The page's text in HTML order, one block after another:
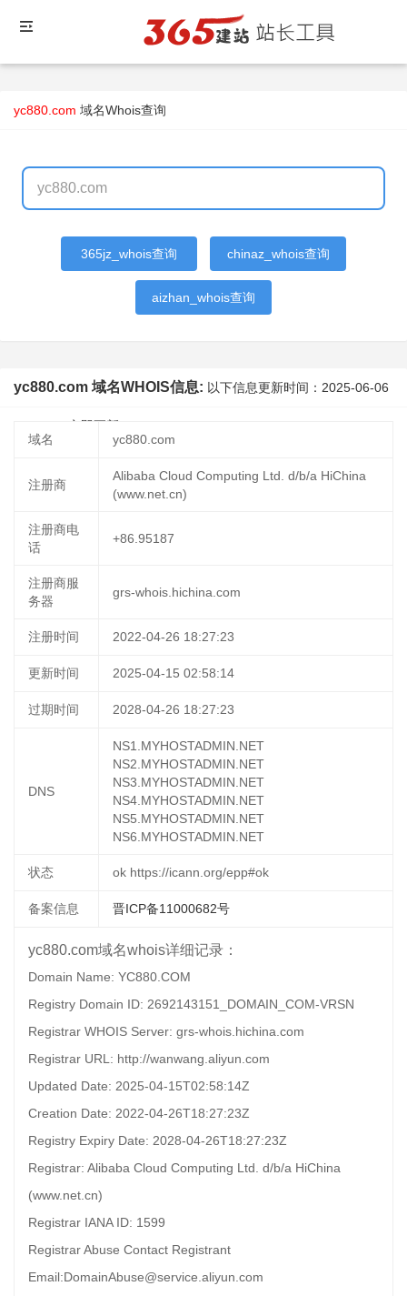
yc880.com 域名Whois查询
365jz_whois查询 chinaz_whois查询
aizhan_whois查询
yc880.com 域名WHOIS信息: 以下信息更新时间： 2025-06-06
立即更新
域名
yc880.com
注册商
Alibaba Cloud Computing Ltd. d/b/a HiChina
(www.net.cn)
注册商电
话
+86.95187
注册商服
务器
grs-whois.hichina.com
注册时间 2022-04-26 18:27:23
更新时间 2025-04-15 02:58:14
过期时间 2028-04-26 18:27:23
DNS
NS1.MYHOSTADMIN.NET
NS2.MYHOSTADMIN.NET
NS3.MYHOSTADMIN.NET
NS4.MYHOSTADMIN.NET
NS5.MYHOSTADMIN.NET
NS6.MYHOSTADMIN.NET
状态 ok https://icann.org/epp#ok
备案信息 晋ICP备11000682号
yc880.com域名whois详细记录：
Domain Name: YC880.COM
Registry Domain ID: 2692143151_DOMAIN_COM-VRSN
Registrar WHOIS Server: grs-whois.hichina.com
Registrar URL: http://wanwang.aliyun.com
Updated Date: 2025-04-15T02:58:14Z
Creation Date: 2022-04-26T18:27:23Z
Registry Expiry Date: 2028-04-26T18:27:23Z
Registrar: Alibaba Cloud Computing Ltd. d/b/a HiChina
(www.net.cn)
Registrar IANA ID: 1599
Registrar Abuse Contact Registrant
Email:DomainAbuse@service.aliyun.com